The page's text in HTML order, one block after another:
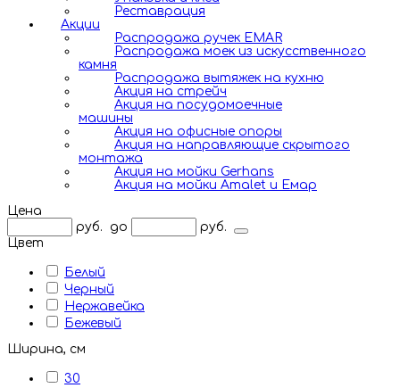
Реставрация
Акции
Распродажа ручек EMAR
Распродажа моек из искусственного
камня
Распродажа вытяжек на кухню
Акция на стрейч
Акция на посудомоечные
машины
Акция на офисные опоры
Акция на направляющие скрытого
монтажа
Акция на мойки Gerhans
Акция на мойки Amalet и Емар
Цена
руб.
до
руб.
Цвет
Белый
Черный
Нержавейка
Бежевый
Ширина, см
30